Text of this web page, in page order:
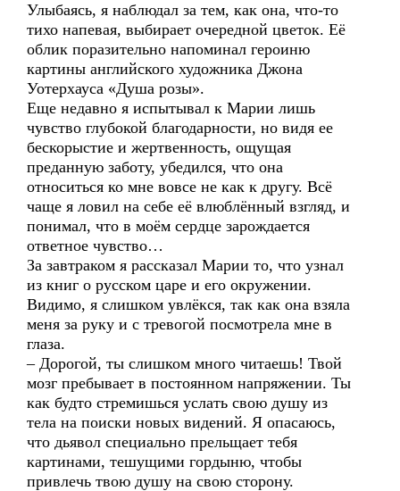
Улыбаясь, я наблюдал за тем, как она, что-то
тихо напевая, выбирает очередной цветок. Её
облик поразительно напоминал героиню
картины английского художника Джона
Уотерхауса «Душа розы».
Еще недавно я испытывал к Марии лишь
чувство глубокой благодарности, но видя ее
бескорыстие и жертвенность, ощущая
преданную заботу, убедился, что она
относиться ко мне вовсе не как к другу. Всё
чаще я ловил на себе её влюблённый взгляд, и
понимал, что в моём сердце зарождается
ответное чувство…
За завтраком я рассказал Марии то, что узнал
из книг о русском царе и его окружении.
Видимо, я слишком увлёкся, так как она взяла
меня за руку и с тревогой посмотрела мне в
глаза.
– Дорогой, ты слишком много читаешь! Твой
мозг пребывает в постоянном напряжении. Ты
как будто стремишься услать свою душу из
тела на поиски новых видений. Я опасаюсь,
что дьявол специально прельщает тебя
картинами, тешущими гордыню, чтобы
привлечь твою душу на свою сторону.